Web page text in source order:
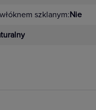
szklanym:Nie